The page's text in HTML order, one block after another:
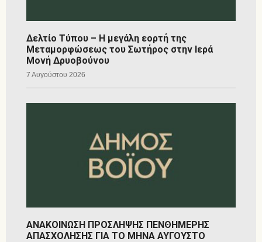
Δελτίο Τύπου – Η μεγάλη εορτή της
Μεταμορφώσεως του Σωτήρος στην Ιερά
Μονή Δρυοβούνου
7 Αυγούστου 2026
ΑΝΑΚΟΙΝΩΣΗ ΠΡΟΣΛΗΨΗΣ ΠΕΝΘΗΜΕΡΗΣ
ΑΠΑΣΧΟΛΗΣΗΣ ΓΙΑ ΤΟ ΜΗΝΑ ΑΥΓΟΥΣΤΟ